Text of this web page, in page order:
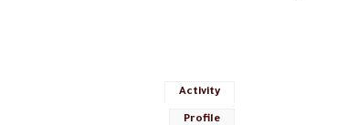
Activity
Profile